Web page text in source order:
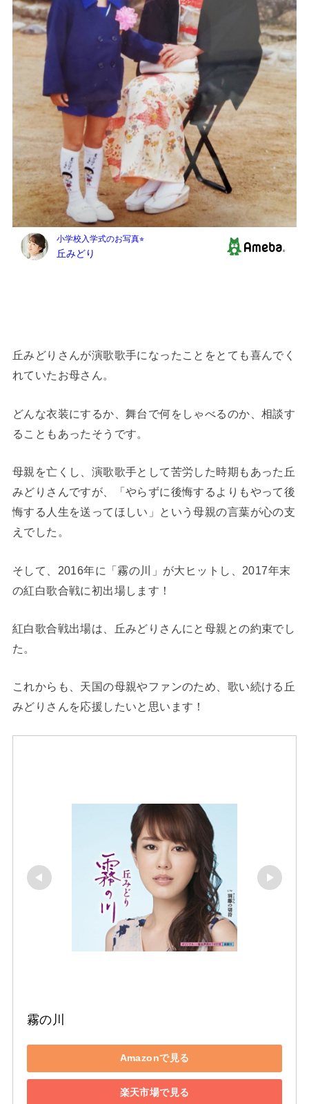
丘みどりさんが演歌歌手になったことをとても喜んでく
れていたお母さん。
どんな衣装にするか、舞台で何をしゃべるのか、相談す
ることもあったそうです。
母親を亡くし、演歌歌手として苦労した時期もあった丘
みどりさんですが、「やらずに後悔するよりもやって後
悔する人生を送ってほしい」という母親の言葉が心の支
えでした。
そして、2016年に「霧の川」が大ヒットし、2017年末
の紅白歌合戦に初出場します！
紅白歌合戦出場は、丘みどりさんにと母親との約束でし
た。
これからも、天国の母親やファンのため、歌い続ける丘
みどりさんを応援したいと思います！
霧の川
Amazonで見る
楽天市場で見る